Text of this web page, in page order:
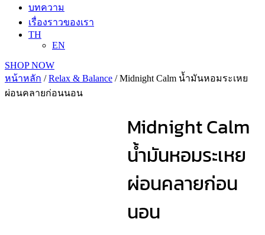
บทความ
เรื่องราวของเรา
TH
EN
SHOP NOW
หน้าหลัก /Relax & Balance / Midnight Calm น้ำมันหอมระเหย
ผ่อนคลายก่อนนอน
Midnight Calm
น้ำมันหอมระเหย
ผ่อนคลายก่อน
นอน